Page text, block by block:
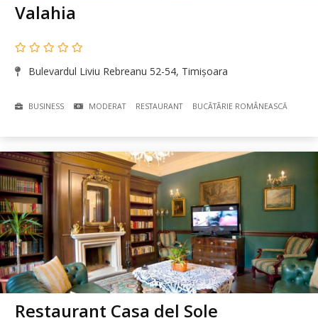
Valahia
Bulevardul Liviu Rebreanu 52-54, Timișoara
BUSINESS MODERAT RESTAURANT BUCÃTÃRIE ROMÂNEASCĂ
Restaurant Casa del Sole